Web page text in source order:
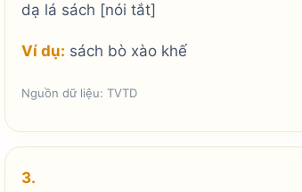
dạ lá sách [nói tắt]
Ví dụ: sách bò xào khế
Nguồn dữ liệu: TVTD
3.